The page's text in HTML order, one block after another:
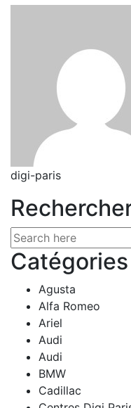
digi-paris
Catégories
Agusta
Alfa Romeo
Ariel
Audi
Audi
BMW
Cadillac